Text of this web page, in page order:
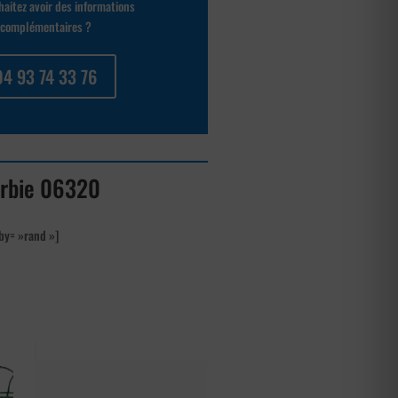
avoir des informations
complémentaires ?
93 74 33 76
06320
»rand »]